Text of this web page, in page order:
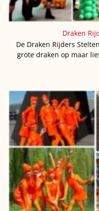
Draken
De Draken Rijders
grote draken op maar